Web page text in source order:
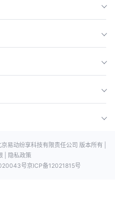
易动纷享科技有限责任公司 版本所有 |
|
隐私政策
号京ICP备12021815号